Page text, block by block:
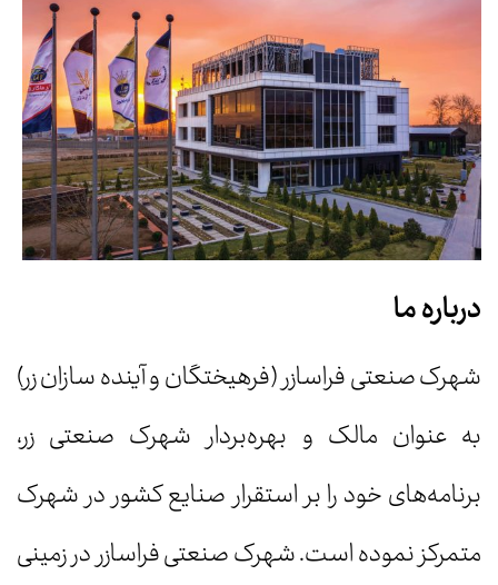
درباره ما
شهرک صنعتی فراسازر (فرهیختگان و آینده سازان زر)
به عنوان مالک و بهره‌بردار شهرک صنعتی زر،
برنامه‌های خود را بر استقرار صنایع کشور در شهرک
متمرکز نموده است. شهرک صنعتی فراسازر در زمینی